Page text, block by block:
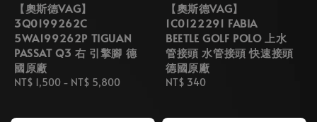
【奧斯德VAG】
3Q0199262C
5WA199262P TIGUAN
PASSAT Q3 右 引擎腳 德
國原廠
Regular
NT$ 1,500 - NT$ 5,800
【奧斯德VAG】
1C0122291 FABIA
BEETLE GOLF POLO 上水
管接頭 水管接頭 快速接頭
德國原廠
Regular
NT$ 340